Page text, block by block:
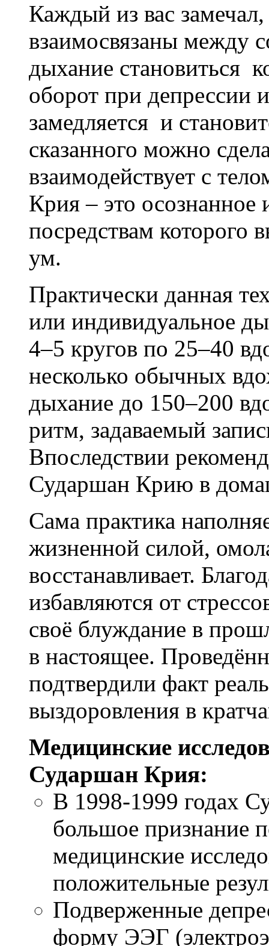
Каждый из вас
взаимосвязаны между
дыхание становиться
оборот при депрессии
замедляется и
сказанного можно
взаимодействует с
Крия – это
посредствам которого
ум.
Практически данная
или индивидуальное
4–5 кругов по 25–40
несколько обычных
дыхание до 150–200
ритм, задаваемый
Впоследствии
Сударшан Крию в
Сама практика
жизненной силой,
восстанавливает.
избавляются от
своё блуждание в
в настоящее.
подтвердили факт
выздоровления в
Медицинские
Сударшан Крия:
В 1998-1999 годах
большое признание
медицинские
положительные
Подверженные
форму ЭЭГ